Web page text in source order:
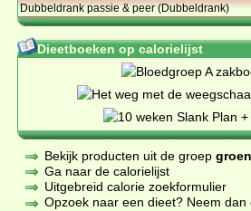
Dubbeldrank passie & peer (Dubbeldrank)
Dieetboeken op calorielijst
Bekijk producten uit de groep
Ga naar de calorielijst
Uitgebreid calorie zoekformulier
Opzoek naar een dieet? Neem